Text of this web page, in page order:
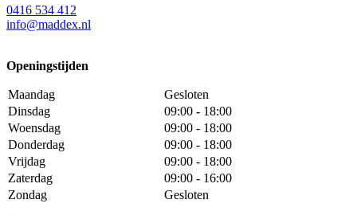
0416 534 412
info@maddex.nl
Openingstijden
Maandag
Gesloten
Dinsdag
09:00 - 18:00
Woensdag
09:00 - 18:00
Donderdag
09:00 - 18:00
Vrijdag
09:00 - 18:00
Zaterdag
09:00 - 16:00
Zondag
Gesloten